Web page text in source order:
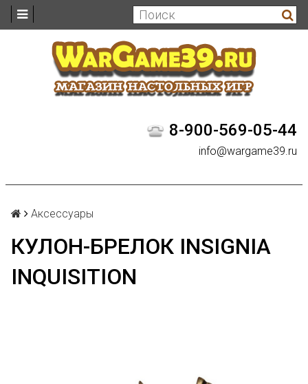
8-900-569-05-44
info@wargame39.ru
Аксессуары
КУЛОН-БРЕЛОК INSIGNIA
INQUISITION